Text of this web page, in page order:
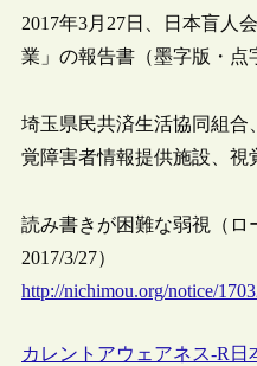
2017年3月27日、日本盲人
業」の報告書（墨字版・点
埼玉県民共済生活協同組合
覚障害者情報提供施設、視
読み書きが困難な弱視（
2017/3/27）
http://nichimou.org/notice/
カレントアウェアネス-R 日